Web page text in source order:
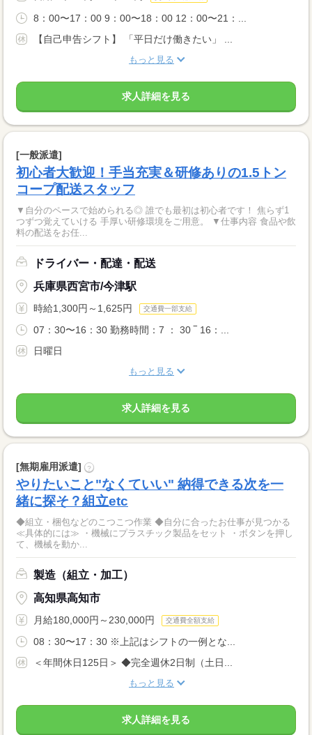
8：00〜17：00 9：00〜18：00 12：00〜21：...
【自己申告シフト】 「平日だけ働きたい」 ...
もっと見る
求人詳細を見る
[一般派遣]
初心者大歓迎！手当充実＆研修ありの1.5トン
コープ配送スタッフ
▼自分のペースで始められる◎ 誰でも最初は初心者です！ 焦らず1
つずつ覚えていける 手厚い研修環境をご用意。 ▼仕事内容 食品や飲
料の配送をお任...
ドライバー・配達・配送
兵庫県西宮市/今津駅
時給1,300円～1,625円 交通費一部支給
07：30〜16：30 勤務時間：7 ： 30 ‾ 16：...
日曜日
もっと見る
求人詳細を見る
[無期雇用派遣] ?
やりたいこと"なくていい" 納得できる次を一
緒に探そ？組立etc
◆組立・梱包などのこつこつ作業 ◆自分に合ったお仕事が見つかる
≪具体的には≫ ・機械にプラスチック製品をセット ・ボタンを押し
て、機械を動か...
製造（組立・加工）
高知県高知市
月給180,000円～230,000円 交通費全額支給
08：30〜17：30 ※上記はシフトの一例とな...
＜年間休日125日＞ ◆完全週休2日制（土日...
もっと見る
求人詳細を見る